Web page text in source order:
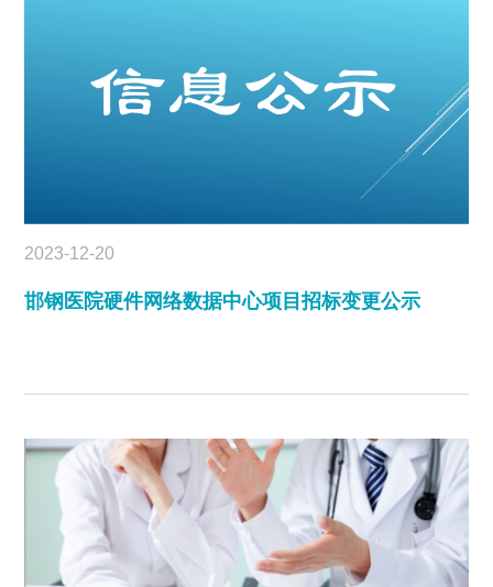
2023-12-20
邯钢医院硬件网络数据中心项目招标变更公示